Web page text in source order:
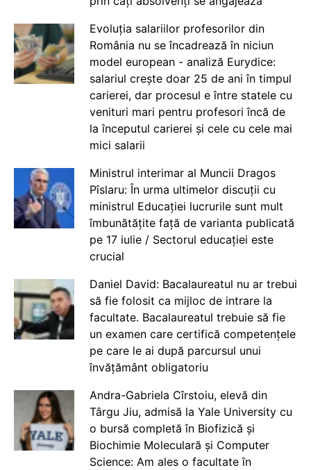
Evoluția salariilor profesorilor din
România nu se încadrează în niciun
model european - analiză Eurydice:
salariul crește doar 25 de ani în timpul
carierei, dar procesul e între statele cu
venituri mari pentru profesori încă de
la începutul carierei și cele cu cele mai
mici salarii
Ministrul interimar al Muncii Dragos
Pîslaru: În urma ultimelor discuții cu
ministrul Educației lucrurile sunt mult
îmbunătățite față de varianta publicată
pe 17 iulie / Sectorul educației este
crucial
Daniel David: Bacalaureatul nu ar trebui
să fie folosit ca mijloc de intrare la
facultate. Bacalaureatul trebuie să fie
un examen care certifică competențele
pe care le ai după parcursul unui
învățământ obligatoriu
Andra-Gabriela Cîrstoiu, elevă din
Târgu Jiu, admisă la Yale University cu
o bursă completă în Biofizică și
Biochimie Moleculară și Computer
Science: Am ales o facultate în